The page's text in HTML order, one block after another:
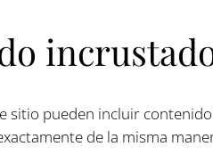
sitio pueden incluir
de la misma